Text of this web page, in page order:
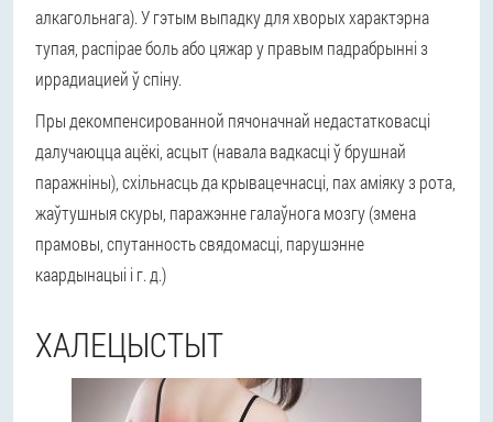
алкагольнага). У гэтым выпадку для хворых характэрна
тупая, распірае боль або цяжар у правым падрабрынні з
иррадиацией ў спіну.
Пры декомпенсированной пячоначнай недастатковасці
далучаюцца ацёкі, асцыт (навала вадкасці ў брушнай
паражніны), схільнасць да крывацечнасці, пах аміяку з рота,
жаўтушныя скуры, паражэнне галаўнога мозгу (змена
прамовы, спутанность свядомасці, парушэнне
каардынацыі і г. д.)
ХАЛЕЦЫСТЫТ